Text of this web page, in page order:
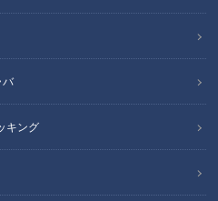
バ
キング
トレーナーの舞台裏